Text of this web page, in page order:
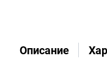
Описание